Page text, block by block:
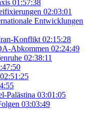
01:57:38
02:03:01
Entwicklungen
Konflikt 02:15:28
Abkommen 02:24:49
02:38:11
02:51:25
Palästina 03:01:05
03:03:49